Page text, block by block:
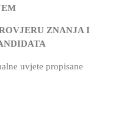
ZNANJA I
uvjete propisane